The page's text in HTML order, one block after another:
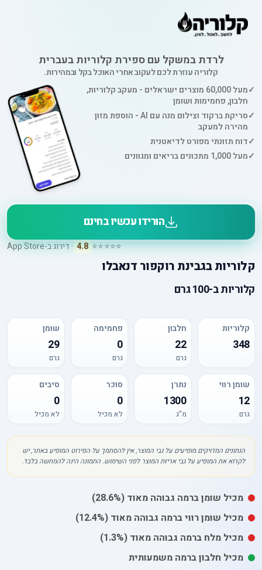
לרדת במשקל עם ספירת קלוריות בעברית
קלוריה עוזרת לכם לעקוב אחרי האוכל בקל ובמהירות.
✓
מעל 60,000 מוצרים ישראלים - מעקב קלוריות,
חלבון, פחמימות ושומן
✓
סריקת ברקוד וצילום מנה עם AI - הוספת מזון
מהירה למעקב
✓דוח תזונתי מפורט לדיאטנית
✓מעל 1,000 מתכונים בריאים ומגוונים
הורידו עכשיו בחינם
⭐⭐⭐⭐⭐
4.8 · דירוג ב-App Store
קלוריותבגבינת רוקפור דנאבלו
קלוריותב-100 גרם
קלוריות
348
חלבון
22
גרם
פחמימה
0
גרם
שומן
29
גרם
שומן רווי
12
גרם
נתרן
1300
מ"ג
סוכר
0
לא מכיל
סיבים
0
לא מכיל
הנתונים המדויקים מופיעים על גבי המוצר, אין להסתמך על הפירוט המופיע באתר, יש
לקרוא את המופיע על גבי אריזת המוצר לפני השימוש. התמונה הינה להמחשה בלבד.
מכיל שומןברמה גבוהה מאוד (28.6%)
מכיל שומן רוויברמה גבוהה מאוד (12.4%)
מכיל מלח ברמה גבוהה מאוד (1.3%)
מכיל חלבון ברמה משמעותית